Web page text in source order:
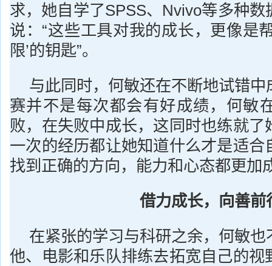
求，她自学了SPSS、Nvivo等多种数
说：“这些工具对我的成长，更像是
限’的钥匙”。
与此同时，何敏还在不断地试错
赛并不是每次都会有好成绩，何敏
败，在失败中成长，这同时也练就了
一次的经历都让她知道什么才是适合
找到正确的方向，能力和心态都更加
借力成长，向善前
在紧张的学习与科研之余，何敏
他、电影和乐队排练去拓宽自己的视